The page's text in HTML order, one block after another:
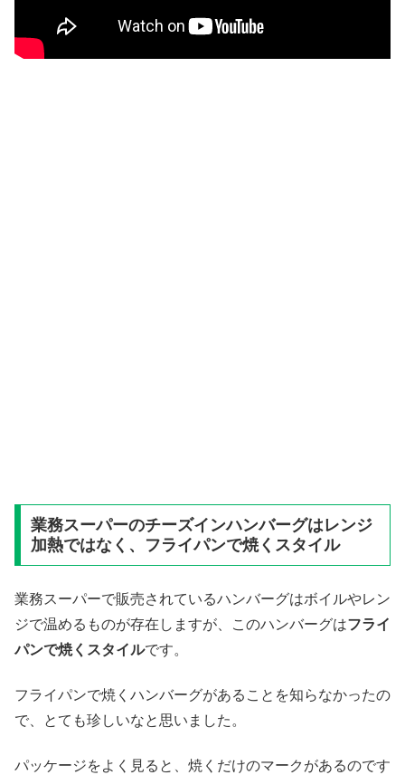
業務スーパーのチーズインハンバーグはレンジ
加熱ではなく、フライパンで焼くスタイル
業務スーパーで販売されているハンバーグはボイルやレン
ジで温めるものが存在しますが、このハンバーグはフライ
パンで焼くスタイルです。
フライパンで焼くハンバーグがあることを知らなかったの
で、とても珍しいなと思いました。
パッケージをよく見ると、焼くだけのマークがあるのです